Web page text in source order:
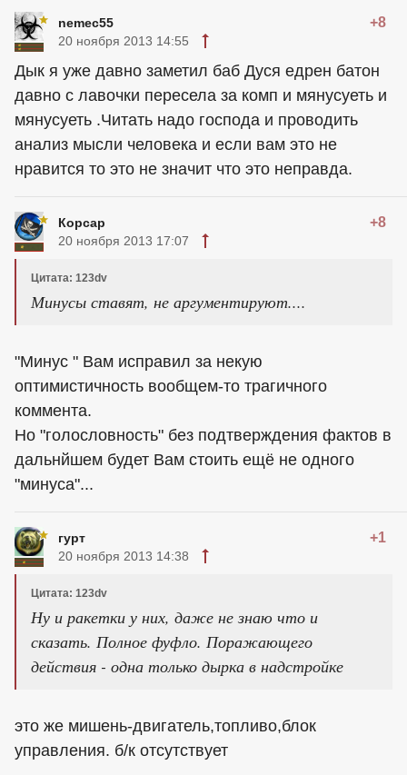
nemec55 +8
20 ноября 2013 14:55
Дык я уже давно заметил баб Дуся едрен батон
давно с лавочки пересела за комп и мянусуеть и
мянусуеть .Читать надо господа и проводить
анализ мысли человека и если вам это не
нравится то это не значит что это неправда.
Корсар +8
20 ноября 2013 17:07
Цитата: 123dv
Минусы ставят, не аргументируют....
"Минус " Вам исправил за некую
оптимистичность вообщем-то трагичного
коммента.
Но "голословность" без подтверждения фактов в
дальнйшем будет Вам стоить ещё не одного
"минуса"...
гурт +1
20 ноября 2013 14:38
Цитата: 123dv
Ну и ракетки у них, даже не знаю что и
сказать. Полное фуфло. Поражающего
действия - одна только дырка в надстройке
это же мишень-двигатель,топливо,блок
управления. б/к отсутствует